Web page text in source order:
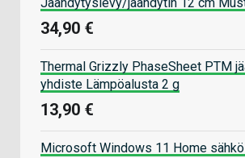
Jäähdytyslevy/jäähdytin 12 cm
34,90 €
Thermal Grizzly PhaseSheet PTM
yhdiste Lämpöalusta 2 g
13,90 €
Microsoft Windows 11 Home